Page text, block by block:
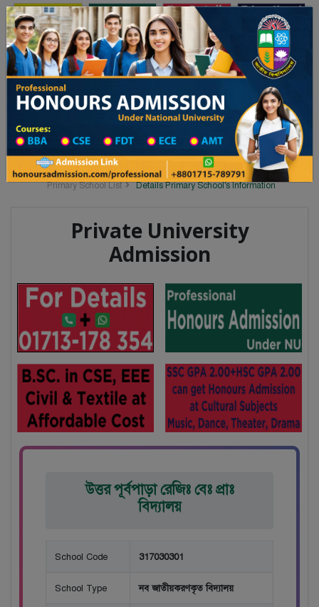
Toggle navigation অনার্স ভর্তি প্রফেশনাল অনার্স
Updates
২০২৫-২৬ শিক্ষাবর্ষের ১ম বর্ষের ভর্তি আবেদন বিজ্ঞপ্তি ঢাকা বিশ্ববিদ্যালয় ২০২৫-২৬
Division List
Primary School District Wise
Primary School in কোটালীপাড়া
Primary School List
Details Primary School's Information
Private University
Admission
উত্তর পূর্বপাড়া রেজিঃ বেঃ প্রাঃ
বিদ্যালয়
School Code 317030301
School Type নব জাতীয়করণকৃত বিদ্যালয়